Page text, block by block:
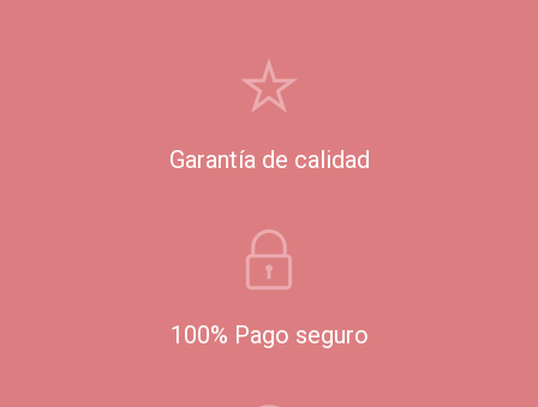
Garantía de calidad
100% Pago seguro